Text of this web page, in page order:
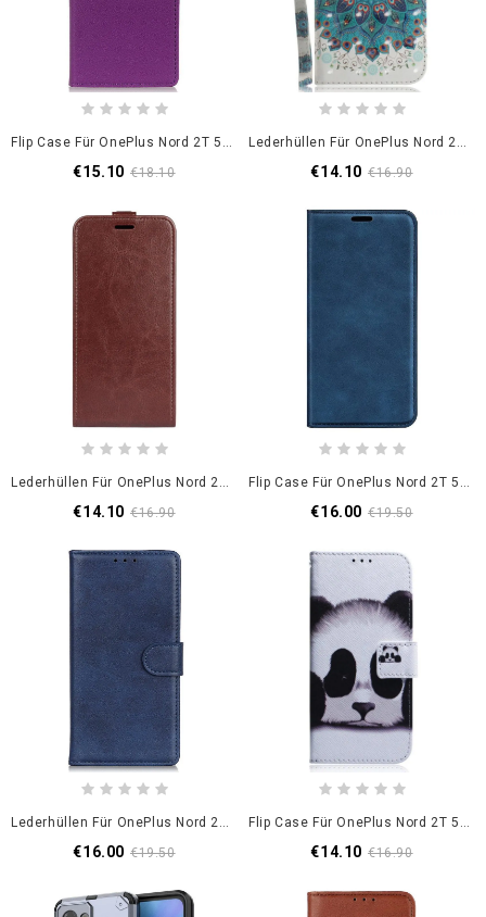
Flip Case Für OnePlus Nord 2T 5G Klassisch
€15.10 €18.10
Lederhüllen Für OnePlus Nord 2T 5G Mit Kordel Riemchen-Pfauenkrone
€14.10 €16.90
Lederhüllen Für OnePlus Nord 2T 5G Flip Case Vertikale Klappe
€14.10 €16.90
Flip Case Für OnePlus Nord 2T 5G Hautberührung
€16.00 €19.50
Lederhüllen Für OnePlus Nord 2T 5G Mattes Kunstleder
€16.00 €19.50
Flip Case Für OnePlus Nord 2T 5G Mit Kordel Riemchenpanda
€14.10 €16.90